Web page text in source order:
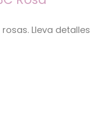
Lleva detalles